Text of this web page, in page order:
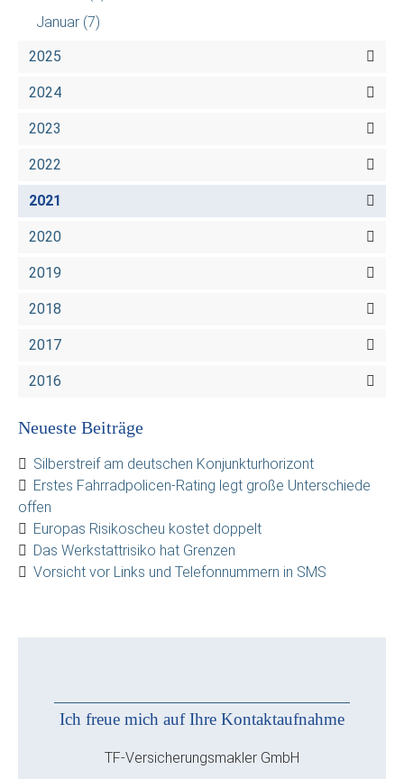
Januar (7)
2025
2024
2023
2022
2021
2020
2019
2018
2017
2016
Neueste Beiträge
Silberstreif am deutschen Konjunkturhorizont
Erstes Fahrradpolicen-Rating legt große Unterschiede
offen
Europas Risikoscheu kostet doppelt
Das Werkstattrisiko hat Grenzen
Vorsicht vor Links und Telefonnummern in SMS
Ich freue mich auf Ihre Kontaktaufnahme
TF-Versicherungsmakler GmbH